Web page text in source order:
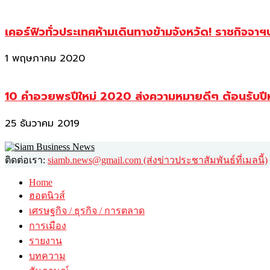
เคอร์ฟิวทั่วประเทศห้ามเดินทางข้ามจังหวัด! ราชกิจจา
1 พฤษภาคม 2020
10 คำอวยพรปีใหม่ 2020 ส่งความหมายดีๆ ต้อนรับ
25 ธันวาคม 2019
ติดต่อเรา: siamb.news@gmail.com (ส่งข่าวประชาสัมพันธ์ที่เมลนี้)
Home
ฮอตนิวส์
เศรษฐกิจ / ธุรกิจ / การตลาด
การเมือง
รายงาน
บทความ